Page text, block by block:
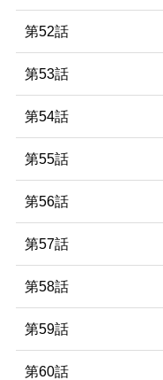
第52話
第53話
第54話
第55話
第56話
第57話
第58話
第59話
第60話